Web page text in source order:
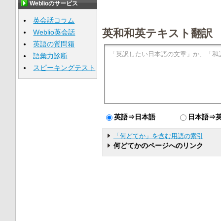
英和和英テキスト翻訳
英語⇒日本語 日本語⇒
「何どてか」を含む用語の索引
何どてかのページへのリンク
Weblioのサービス
英会話コラム
Weblio英会話
英語の質問箱
語彙力診断
スピーキングテスト